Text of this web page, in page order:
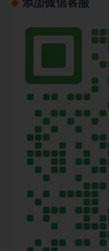
添加微信客服